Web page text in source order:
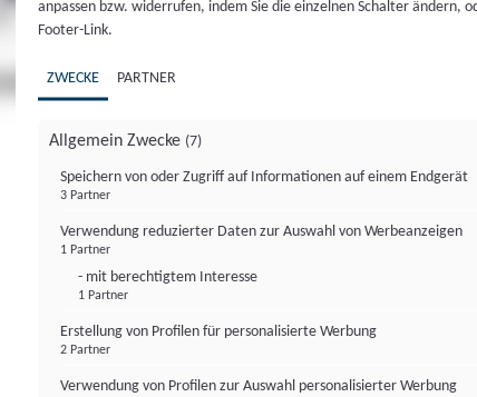
anpassen bzw. widerrufen, indem Sie die einzelnen Schalter ändern,
Footer-Link.
ZWECKE PARTNER
Allgemein Zwecke (7)
Speichern von oder Zugriff auf Informationen auf einem Endgerät
3 Partner
Verwendung reduzierter Daten zur Auswahl von Werbeanzeigen
1 Partner
- mit berechtigtem Interesse
1 Partner
Erstellung von Profilen für personalisierte Werbung
2 Partner
Verwendung von Profilen zur Auswahl personalisierter Werbung